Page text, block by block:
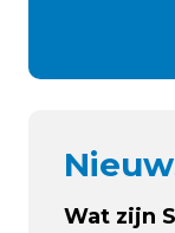
Wat zijn